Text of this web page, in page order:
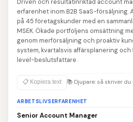
erfarenhet inom B2B SaaS-försäljning.
på 45 företagskunder med en
MSEK. Ökade portföljens omsättning
genom merförsäljning och proaktiv
system, kvartalsvis affärsplanering
level-beslutsfattare.
📋 Kopiera text 📚 Djupare: så skriver
ARBETSLIVSERFARENHET
Senior Account Manager